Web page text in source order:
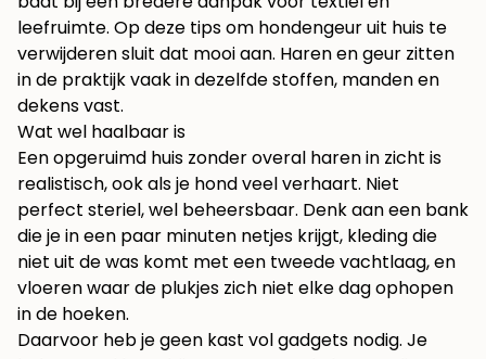
leefruimte. Opdeze tips om hondengeur uit huis te
verwijderensluit dat mooi aan. Haren en geur zitten
in de praktijk vaak in dezelfde stoffen, manden en
dekens vast.
Wat wel haalbaar is
Een opgeruimd huis zonder overal haren in zicht is
realistisch, ook als je hond veel verhaart. Niet
perfect steriel, wel beheersbaar. Denk aan een bank
die je in een paar minuten netjes krijgt, kleding die
niet uit de was komt met een tweede vachtlaag, en
vloeren waar de plukjes zich niet elke dag ophopen
in de hoeken.
Daarvoor heb je geen kast vol gadgets nodig. Je